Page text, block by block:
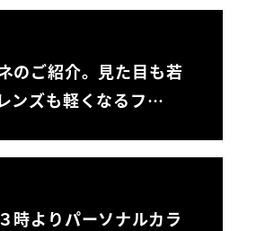
のご紹介。見た目も若
ンズも軽くなるフ…
時よりパーソナルカラ